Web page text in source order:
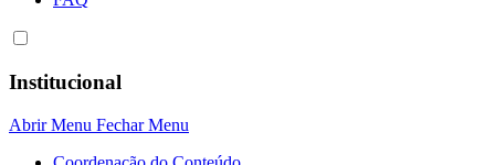
Institucional
Abrir Menu Fechar Menu